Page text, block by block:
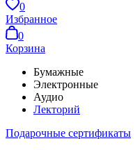
0
Избранное
0
Корзина
Бумажные
Электронные
Аудио
Лекторий
Подарочные сертификаты